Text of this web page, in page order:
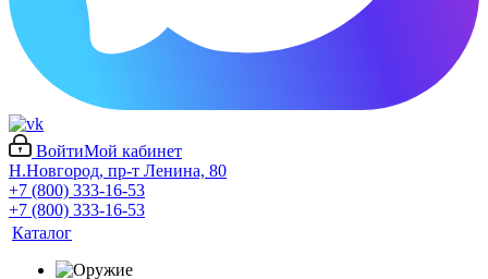
ВойтиМой кабинет
Н.Новгород, пр-т Ленина, 80
+7 (800) 333-16-53
+7 (800) 333-16-53
Каталог